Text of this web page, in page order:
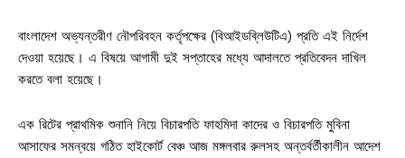
বাংলাদেশ অভ্যন্তরীণ নৌপরিবহন কর্তৃপক্ষের (বিআইডব্লিউটিএ) প্রতি এই নির্দেশ
দেওয়া হয়েছে। এ বিষয়ে আগামী দুই সপ্তাহের মধ্যে আদালতে প্রতিবেদন দাখিল
করতে বলা হয়েছে।
এক রিটের প্রাথমিক শুনানি নিয়ে বিচারপতি ফাহমিদা কাদের ও বিচারপতি মুবিনা
আসাফের সমন্বয়ে গঠিত হাইকোর্ট বেঞ্চ আজ মঙ্গলবার রুলসহ অন্তর্বর্তীকালীন আদেশ